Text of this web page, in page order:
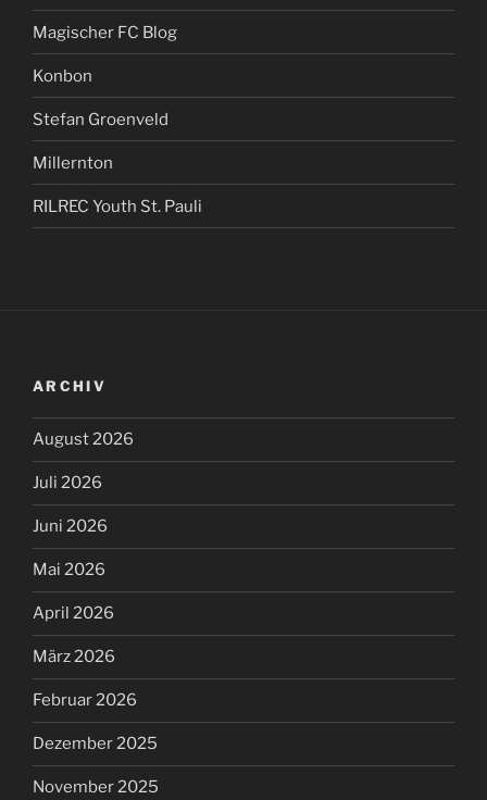
Magischer FC Blog
Konbon
Stefan Groenveld
Millernton
RILREC Youth St. Pauli
ARCHIV
August 2026
Juli 2026
Juni 2026
Mai 2026
April 2026
März 2026
Februar 2026
Dezember 2025
November 2025